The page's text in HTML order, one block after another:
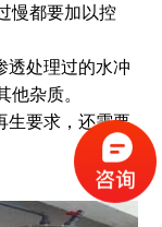
慢都要加以控
透处理过的水冲
杂质。
生要求，还需要